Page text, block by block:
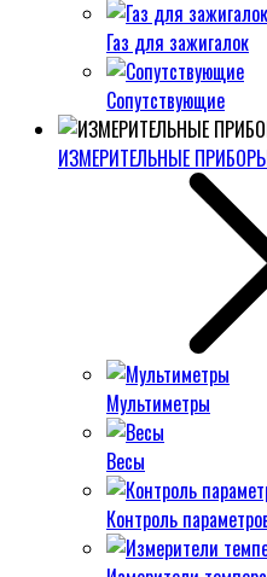
Газ для зажигалок
Сопутствующие
ИЗМЕРИТЕЛЬНЫЕ
Мультиметры
Весы
Контроль